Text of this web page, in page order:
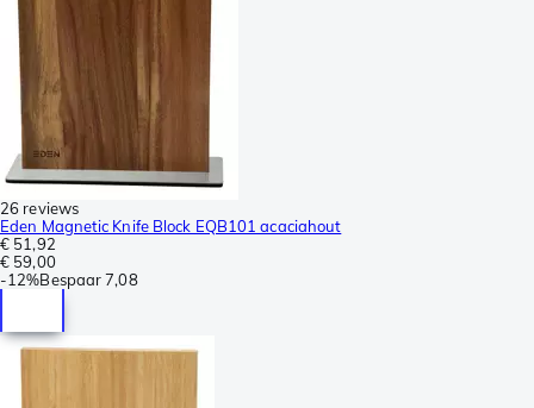
26 reviews
Eden Magnetic Knife Block EQB101 acaciahout
€ 51,92
€ 59,00
-12%Bespaar 7,08